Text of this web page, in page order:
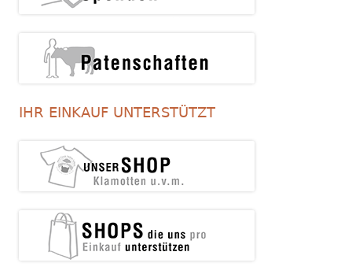
IHR EINKAUF UNTERSTÜTZT